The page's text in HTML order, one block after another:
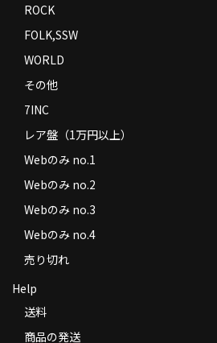
ROCK
FOLK,SSW
WORLD
その他
7INC
レア盤（1万円以上）
Webのみ no.1
Webのみ no.2
Webのみ no.3
Webのみ no.4
売り切れ
Help
送料
商品の発送